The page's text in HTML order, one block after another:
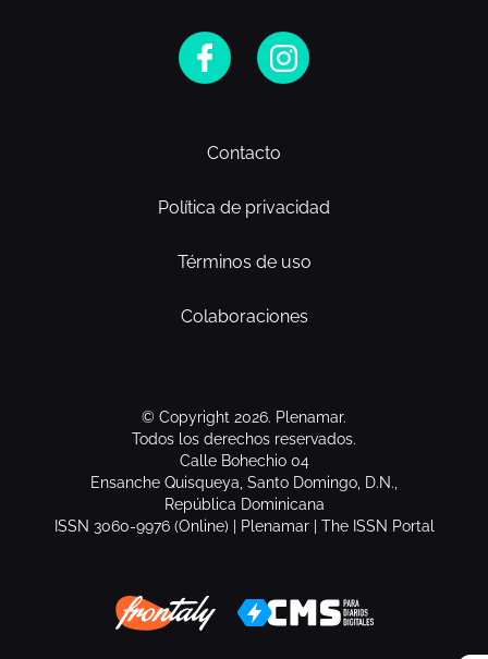
Contacto
Política de privacidad
Términos de uso
Colaboraciones
© Copyright 2026. Plenamar.
Todos los derechos reservados.
Calle Bohechio 04
Ensanche Quisqueya, Santo Domingo, D.N.,
República Dominicana
ISSN 3060-9976 (Online) | Plenamar | The ISSN Portal